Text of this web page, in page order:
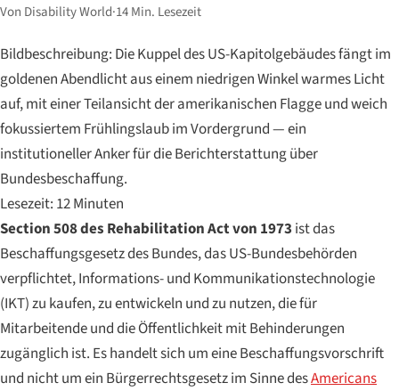
Von Disability World·14 Min. Lesezeit
Bildbeschreibung: Die Kuppel des US-Kapitolgebäudes fängt im
goldenen Abendlicht aus einem niedrigen Winkel warmes Licht
auf, mit einer Teilansicht der amerikanischen Flagge und weich
fokussiertem Frühlingslaub im Vordergrund — ein
institutioneller Anker für die Berichterstattung über
Bundesbeschaffung.
Lesezeit: 12 Minuten
Section 508 des Rehabilitation Act von 1973 ist das
Beschaffungsgesetz des Bundes, das US-Bundesbehörden
verpflichtet, Informations- und Kommunikationstechnologie
(IKT) zu kaufen, zu entwickeln und zu nutzen, die für
Mitarbeitende und die Öffentlichkeit mit Behinderungen
zugänglich ist. Es handelt sich um eine Beschaffungsvorschrift
und nicht um ein Bürgerrechtsgesetz im Sinne desAmericans